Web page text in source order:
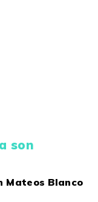
son
Mateos Blanco